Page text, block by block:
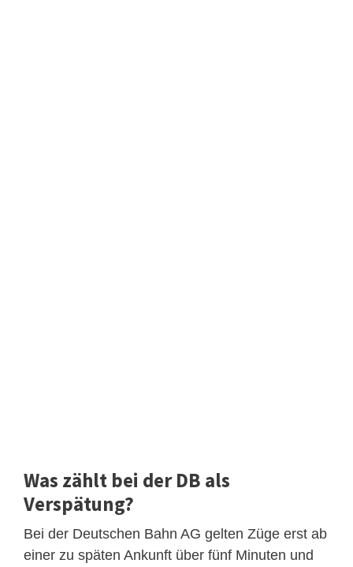
Was zählt bei der DB als
Verspätung?
Bei der Deutschen Bahn AG gelten Züge erst ab
einer zu späten Ankunft über fünf Minuten und